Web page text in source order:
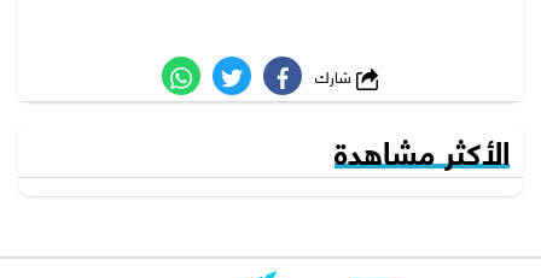
الأكثر مشاهدة